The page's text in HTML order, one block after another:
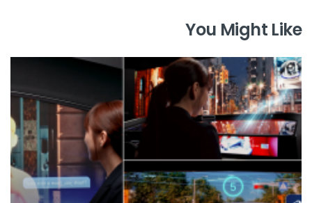
You Might Like